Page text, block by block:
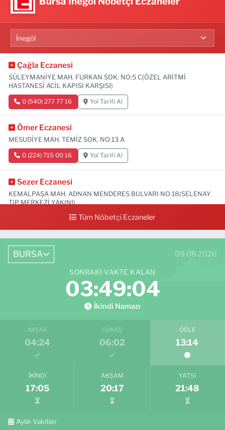
Çağla Eczanesi
SÜLEYMANİYE MAH. FURKAN SOK. NO:5 C(ÖZEL ARİTMİ
HASTANESİ ACİL KAPISI KARŞISI)
0 (540) 277 77 16 Yol Tarifi Al
Ömer Eczanesi
MESUDİYE MAH. TEMİZ SOK. NO:13 A
0 (224) 715 00 16 Yol Tarifi Al
Sezer Eczanesi
KEMALPAŞA MAH. ADNAN MENDERES BULVARI NO:18(SELENAY
TIP MERKEZİ YAKINI)
0 (224) 711 64 49 Yol Tarifi Al
Tüm Nöbetçi Eczaneler
BURSA 09.08.2026
SONRAKI VAKTE KALAN
03:49:03
İkindi Namazı
İMSAK
04:24
GÜNEŞ
06:02
ÖĞLE
13:14
İKINDI
17:05
AKŞAM
20:17
YATSI
21:48
Aylık Vakitler